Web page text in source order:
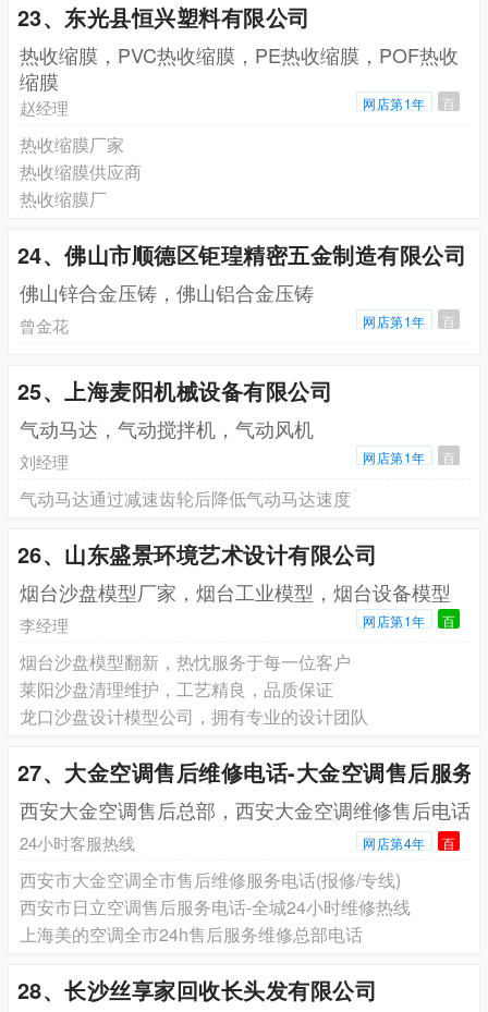
23、东光县恒兴塑料有限公司
热收缩膜，PVC热收缩膜，PE热收缩膜，POF热收
缩膜
赵经理 网店第1年 百
热收缩膜厂家
热收缩膜供应商
热收缩膜厂
24、佛山市顺德区钜瑝精密五金制造有限公司
佛山锌合金压铸，佛山铝合金压铸
曾金花 网店第1年 百
25、上海麦阳机械设备有限公司
气动马达，气动搅拌机，气动风机
刘经理 网店第1年 百
气动马达通过减速齿轮后降低气动马达速度
26、山东盛景环境艺术设计有限公司
烟台沙盘模型厂家，烟台工业模型，烟台设备模型
李经理 网店第1年 百
烟台沙盘模型翻新，热忱服务于每一位客户
莱阳沙盘清理维护，工艺精良，品质保证
龙口沙盘设计模型公司，拥有专业的设计团队
27、大金空调售后维修电话-大金空调售后服务
西安大金空调售后总部，西安大金空调维修售后电话
24小时客服热线 网店第4年 百
西安市大金空调全市售后维修服务电话(报修/专线)
西安市日立空调售后服务电话-全城24小时维修热线
上海美的空调全市24h售后服务维修总部电话
28、长沙丝享家回收长头发有限公司